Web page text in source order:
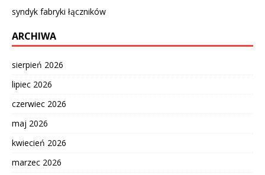
syndyk fabryki łączników
ARCHIWA
sierpień 2026
lipiec 2026
czerwiec 2026
maj 2026
kwiecień 2026
marzec 2026